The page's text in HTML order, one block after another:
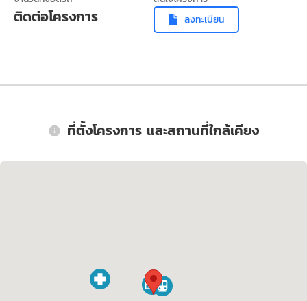
ติดต่อโครงการ
ลงทะเบียน
ที่ตั้งโครงการ และสถานที่ใกล้เคียง